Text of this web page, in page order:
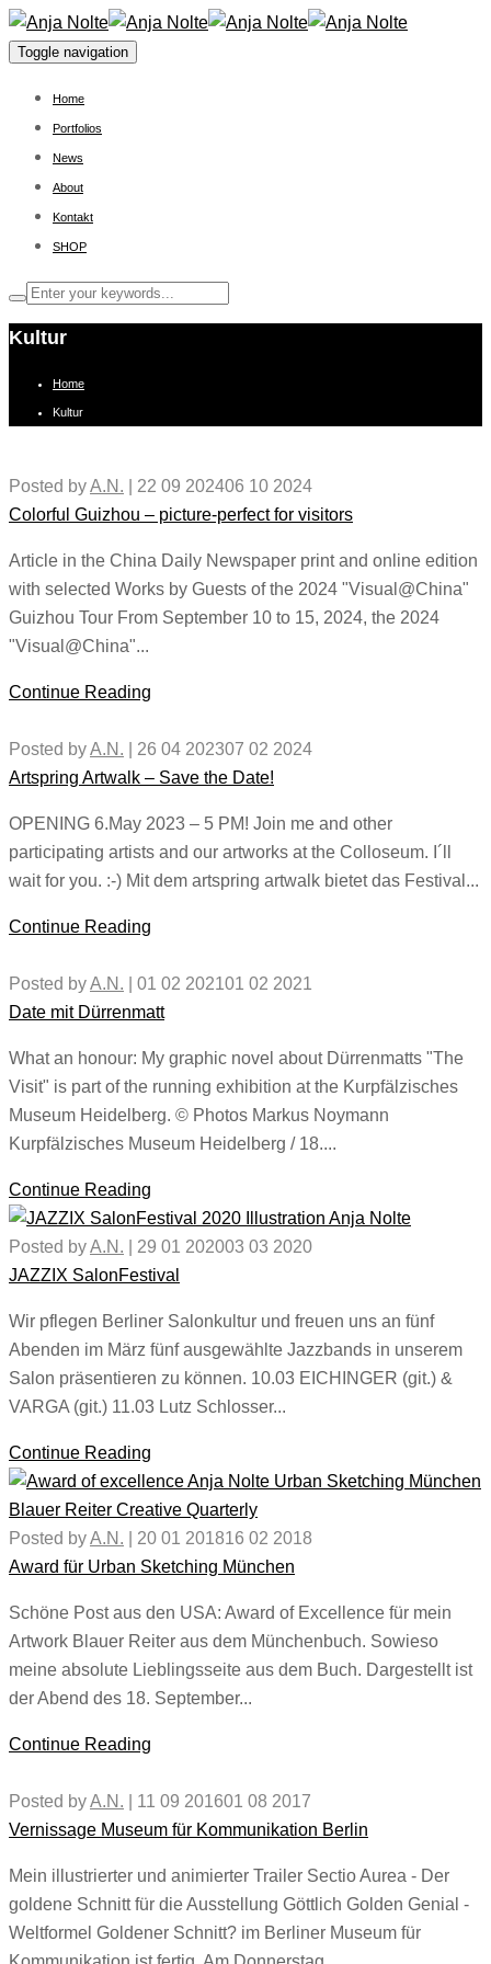
Toggle navigation
Home
Portfolios
News
About
Kontakt
SHOP
Kultur
Home
Kultur
Posted byA.N. 22 09 202406 10 2024
Colorful Guizhou – picture-perfect for visitors
Article in the China Daily Newspaper print and online edition
with selected Works by Guests of the 2024 "Visual@China"
Guizhou Tour From September 10 to 15, 2024, the 2024
"Visual@China"...
Continue Reading
Posted byA.N. 26 04 202307 02 2024
Artspring Artwalk – Save the Date!
OPENING 6.May 2023 – 5 PM! Join me and other
participating artists and our artworks at the Colloseum. I´ll
wait for you. :-) Mit dem artspring artwalk bietet das Festival...
Continue Reading
Posted byA.N. 01 02 202101 02 2021
Date mit Dürrenmatt
What an honour: My graphic novel about Dürrenmatts "The
Visit" is part of the running exhibition at the Kurpfälzisches
Museum Heidelberg. © Photos Markus Noymann
Kurpfälzisches Museum Heidelberg / 18....
Continue Reading
Posted byA.N. 29 01 202003 03 2020
JAZZIX SalonFestival
Wir pflegen Berliner Salonkultur und freuen uns an fünf
Abenden im März fünf ausgewählte Jazzbands in unserem
Salon präsentieren zu können. 10.03 EICHINGER (git.) &
VARGA (git.) 11.03 Lutz Schlosser...
Continue Reading
Posted byA.N. 20 01 201816 02 2018
Award für Urban Sketching München
Schöne Post aus den USA: Award of Excellence für mein
Artwork Blauer Reiter aus dem Münchenbuch. Sowieso
meine absolute Lieblingsseite aus dem Buch. Dargestellt ist
der Abend des 18. September...
Continue Reading
Posted byA.N. 11 09 201601 08 2017
Vernissage Museum für Kommunikation Berlin
Mein illustrierter und animierter Trailer Sectio Aurea - Der
goldene Schnitt für die Ausstellung Göttlich Golden Genial -
Weltformel Goldener Schnitt? im Berliner Museum für